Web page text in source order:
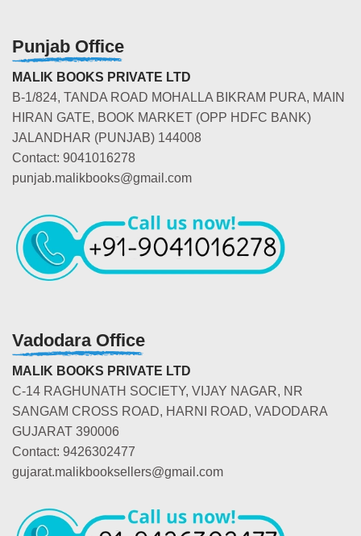
Punjab Office
MALIK BOOKS PRIVATE LTD
B-1/824, TANDA ROAD MOHALLA BIKRAM PURA, MAIN
HIRAN GATE, BOOK MARKET (OPP HDFC BANK)
JALANDHAR (PUNJAB) 144008
Contact: 9041016278
punjab.malikbooks@gmail.com
Vadodara Office
MALIK BOOKS PRIVATE LTD
C-14 RAGHUNATH SOCIETY, VIJAY NAGAR, NR
SANGAM CROSS ROAD, HARNI ROAD, VADODARA
GUJARAT 390006
Contact: 9426302477
gujarat.malikbooksellers@gmail.com